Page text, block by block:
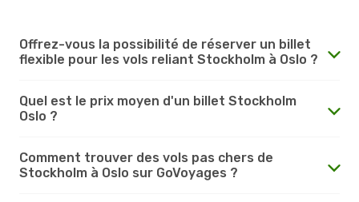
Offrez-vous la possibilité de réserver un billet
flexible pour les vols reliant Stockholm à Oslo ?
Quel est le prix moyen d'un billet Stockholm
Oslo ?
Comment trouver des vols pas chers de
Stockholm à Oslo sur GoVoyages ?